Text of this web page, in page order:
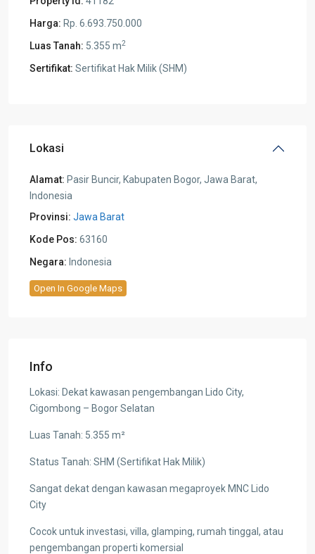
Harga: Rp. 6.693.750.000
Luas Tanah: 5.355 m2
Sertifikat: Sertifikat Hak Milik (SHM)
Lokasi
Alamat: Pasir Buncir, Kabupaten Bogor, Jawa Barat,
Indonesia
Provinsi: Jawa Barat
Kode Pos: 63160
Negara: Indonesia
Open In Google Maps
Info
Lokasi: Dekat kawasan pengembangan Lido City,
Cigombong – Bogor Selatan
Luas Tanah: 5.355 m²
Status Tanah: SHM (Sertifikat Hak Milik)
Sangat dekat dengan kawasan megaproyek MNC Lido
City
Cocok untuk investasi, villa, glamping, rumah tinggal, atau
pengembangan properti komersial